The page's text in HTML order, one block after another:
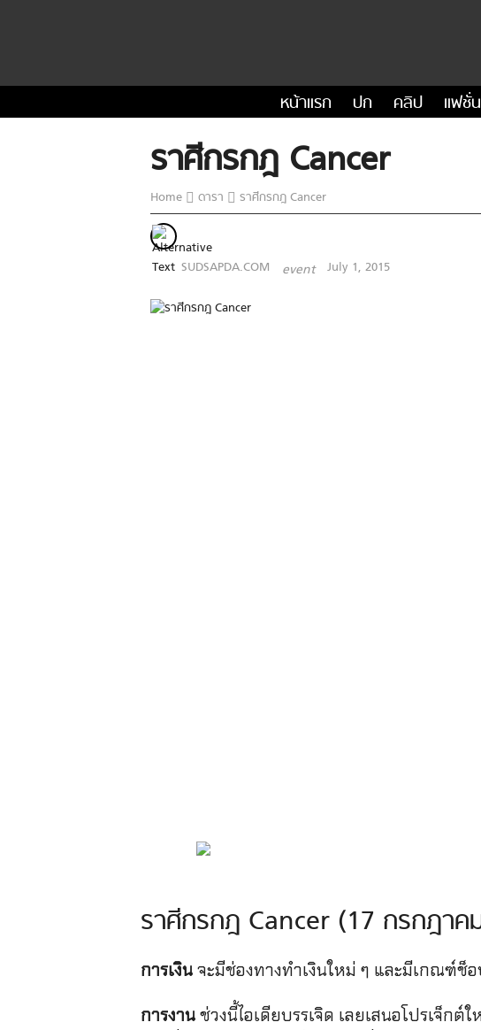
หน้าแรก ปก คลิป แฟชั่น
ราศีกรกฎ Cancer
Home ดารา ราศีกรกฎ Cancer
SUDSAPDA.COM event July 1, 2015
ราศีกรกฎ Cancer (17 กรกฎา
การเงินจะมีช่องทางทำเงินใหม่ ๆ และมีเกณฑ์ช็
การงานช่วงนี้ไอเดียบรรเจิด เลยเสนอโปรเจ็ก